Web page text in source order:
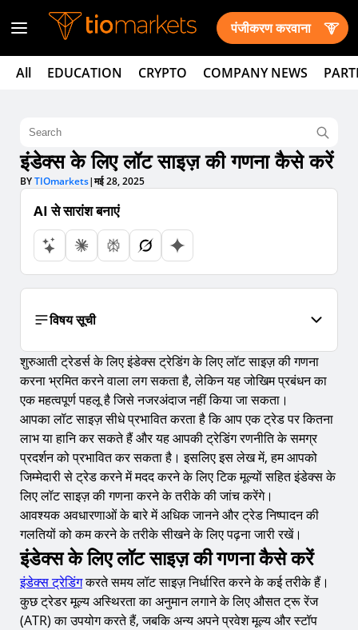
पंजीकरण करवाना
All EDUCATION CRYPTO COMPANY NEWS
इंडेक्स के लिए लॉट साइज़ की गणना कैसे करें
BYTIOmarkets|मई 28, 2025
AI से सारांश बनाएं
विषय सूची
इंडेक्स के लिए लॉट साइज़ की गणना कैसे करें
इंडेक्स के लिए लॉट साइज़ क्या है?
इंडेक्स ट्रेडिंग के लिए अनुबंध विनिर्देश को समझना
1. डाउ जोन्स (US30) अनुबंध विनिर्देश
इंडेक्स ट्रेडिंग के लिए लॉट साइज़ टिक मूल्यों को कैसे प्रभावित करता
है
2. डाउ जोन्स (US30) का व्यापार करते समय विभिन्न लॉट साइज़ के
लिए टिक मूल्य
इंडेक्स ट्रेडिंग के लिए लॉट साइज़ की गणना कैसे करें
इंडेक्स लॉट साइज़ गणना सूत्र
इंडेक्स ट्रेडिंग के लिए लॉट साइज़ इतना महत्वपूर्ण क्यों है
शुरुआती ट्रेडर्स के लिए इंडेक्स ट्रेडिंग के लिए लॉट साइज़ की गणना
करना भ्रमित करने वाला लग सकता है, लेकिन यह जोखिम प्रबंधन का
एक महत्वपूर्ण पहलू है जिसे नजरअंदाज नहीं किया जा सकता।
आपका लॉट साइज़ सीधे प्रभावित करता है कि आप एक ट्रेड पर कितना
लाभ या हानि कर सकते हैं और यह आपकी ट्रेडिंग रणनीति के समग्र
प्रदर्शन को प्रभावित कर सकता है। इसलिए इस लेख में, हम आपको
जिम्मेदारी से ट्रेड करने में मदद करने के लिए टिक मूल्यों सहित इंडेक्स के
लिए लॉट साइज़ की गणना करने के तरीके की जांच करेंगे।
आवश्यक अवधारणाओं के बारे में अधिक जानने और ट्रेड निष्पादन की
गलतियों को कम करने के तरीके सीखने के लिए पढ़ना जारी रखें।
इंडेक्स के लिए लॉट साइज़ की गणना कैसे करें
इंडेक्स ट्रेडिंगकरते समय लॉट साइज़ निर्धारित करने के कई तरीके हैं।
कुछ ट्रेडर मूल्य अस्थिरता का अनुमान लगाने के लिए औसत ट्रू रेंज
(ATR) का उपयोग करते हैं, जबकि अन्य अपने प्रवेश मूल्य और स्टॉप